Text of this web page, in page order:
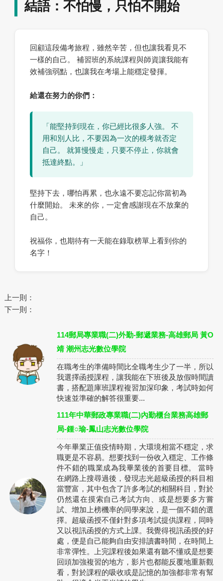
結語：不怕慢，只怕不開始
回顧這段備考旅程，雖然辛苦，但也讓我看見不
一樣的自己。 補習班的系統課程與師資讓我能有
效補強弱點，也讓我在考場上能穩定發揮。
給還在努力的你們：
「能堅持到現在，你已經比很多人強。 不
用和別人比，不要因為一次的模考就否定
自己。 就算慢慢走，只要不停止，你就會
抵達終點。」
堅持下去，哪怕再累，也永遠不要忘記你當初為
什麼開始。 未來的你，一定會感謝現在不放棄的
自己。
祝福你，也期待有一天能在錄取榜單上看到你的
名字！
上一則：
下一則：
114郵局專業職(二)外勤-郵遞業務-高雄郵局 黃O
靖 潮州志光數位學院
在職考生的準備時間比全職考生少了一半，所以
我選擇函授課程，讓我能在下班後及放假時間讀
書，搭配題庫班課程複習加深印象，考試時如何
快速並準確的解答很重要...
111年中華郵政專業職(二)內勤櫃台業務高雄郵
局-鍾○瑜-鳳山志光數位學院
今年畢業正值疫情時期，大環境相當不穩定，求
職更是不容易。想要找到一份收入穩定、工作條
件不錯的職業成為我畢業後的首要目標。 當時
在網路上搜尋過後，發現志光超級函授的科目相
當豐富，其中包含了許多考試的相關科目，對於
仍然還在摸索自己考試方向、或是想要多方嘗
試、增加上榜機率的同學來說，是一個不錯的選
擇。超級函授不僅針對多項考試提供課程，同時
又以視訊函授的方式上課。我覺得視訊函授的好
處，便是自己能夠自由安排讀書時間，在時間上
非常彈性。上完課程後如果還有聽不懂或是想要
回頭加強複習的地方，影片也都能反覆地重新觀
看，對於課程的吸收或是記憶的加強都非常有幫